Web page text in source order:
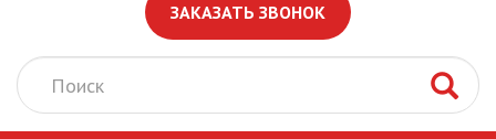
ЗАКАЗАТЬ ЗВОНОК